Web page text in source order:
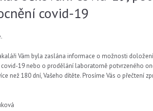
covid-19
Vám byla zaslána informace o možnosti
19 nebo o prodělání laboratorně potvrzeného
než 180 dní, Vašeho dítěte. Prosíme Vás o přečtení